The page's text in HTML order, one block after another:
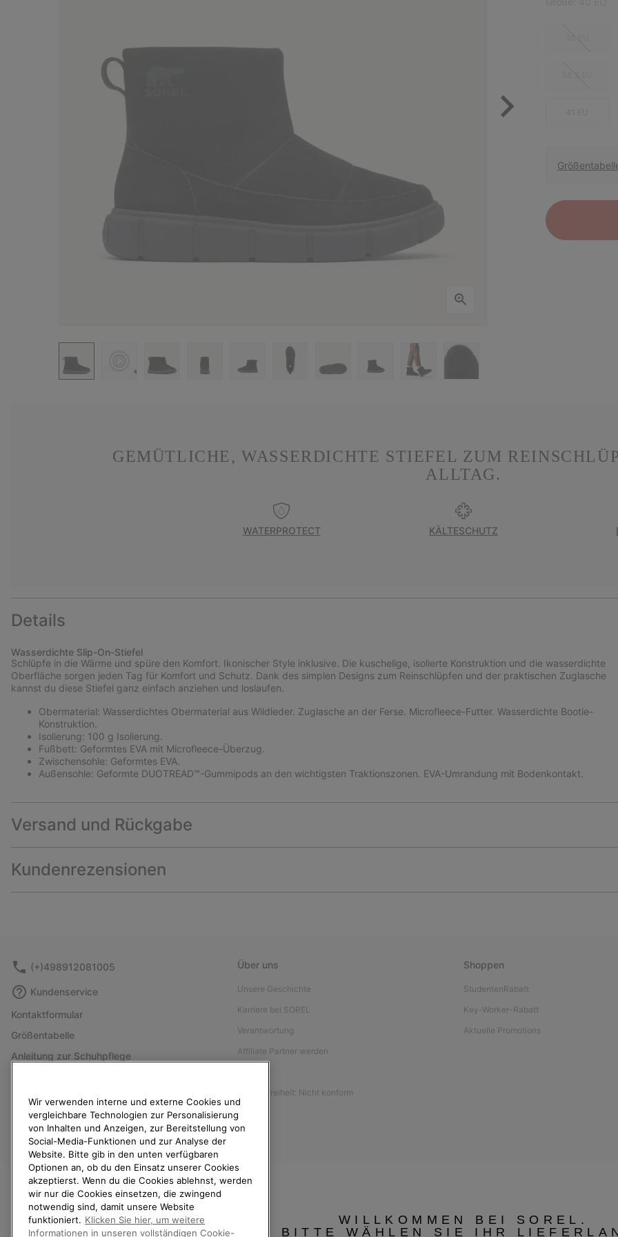
GEMÜTLICHE, WASSERDICHTE STIEFEL ZUM
ALLTAG.
WATERPROTECT KÄLTESCHUTZ
Details
Wasserdichte Slip-On-Stiefel
Schlüpfe in die Wärme und spüre den Komfort. Ikonischer Style inklusive. Die kuschelige, isolierte Konstruktion und die wasserdichte
Oberfläche sorgen jeden Tag für Komfort und Schutz. Dank des simplen Designs zum Reinschlüpfen und der praktischen Zuglasche
kannst du diese Stiefel ganz einfach anziehen und loslaufen.
Obermaterial: Wasserdichtes Obermaterial aus Wildleder. Zuglasche an der Ferse. Microfleece-Futter. Wasserdichte Bootie-
Konstruktion.
Isolierung: 100 g Isolierung.
Fußbett: Geformtes EVA mit Microfleece-Überzug.
Zwischensohle: Geformtes EVA.
Außensohle: Geformte DUOTREAD™-Gummipods an den wichtigsten Traktionszonen. EVA-Umrandung mit Bodenkontakt.
Versand und Rückgabe
Kundenrezensionen
(+)498912081005
Kundenservice
Kontaktformular
Größentabelle
Anleitung zur Schuhpflege
Vom Kaufvertrag zurücktreten
Bestellstatus
Versand
Zahlung
Häufig gestellte Fragen
Über uns
Unsere Geschichte
Karriere bei SOREL
Verantwortung
Affiliate Partner werden
Barrierefreiheit: Nicht konform
Shoppen
StudentenRabatt
Key-Worker-Rabatt
Aktuelle Promotions
WILLKOMMEN BEI SOREL.
BITTE WÄHLEN SIE IHR
Wir verwenden interne und externe Cookies und
vergleichbare Technologien zur Personalisierung
von Inhalten und Anzeigen, zur Bereitstellung von
Social-Media-Funktionen und zur Analyse der
Website. Bitte gib in den unten verfügbaren
Optionen an, ob du den Einsatz unserer Cookies
akzeptierst. Wenn du die Cookies ablehnst, werden
wir nur die Cookies einsetzen, die zwingend
notwendig sind, damit unsere Website
funktioniert. Klicken Sie hier, um weitere
Informationen in unseren vollständigen Cookie-